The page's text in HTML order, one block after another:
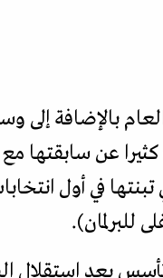
بالإضافة إلى
عن سابقتها
في أول
للبرلمان).
بعد استقلال